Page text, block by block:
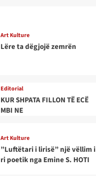
Art Kulture
Lëre ta dëgjojë zemrën
Editorial
KUR SHPATA FILLON TË ECË
MBI NE
Art Kulture
”Luftëtari i lirisë” një vëllim i
ri poetik nga Emine S. HOTI